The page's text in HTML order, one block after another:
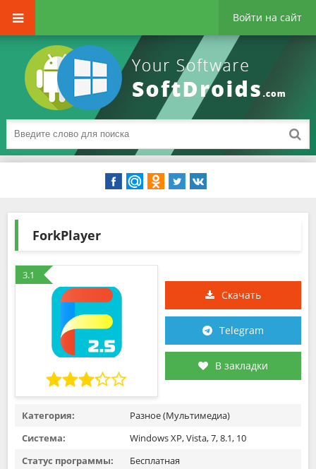
Войти на сайт
ForkPlayer
3.1
Скачать
Telegram
В закладки
Категория:
Разное (Мультимедиа)
Система:
Windows XP, Vista, 7, 8.1, 10
Статус программы:
Бесплатная